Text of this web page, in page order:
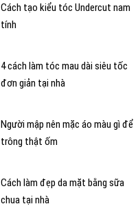
Cách tạo kiểu tóc Undercut nam
tính
4 cách làm tóc mau dài siêu tốc
đơn giản tại nhà
Người mập nên mặc áo màu gì để
trông thật ốm
Cách làm đẹp da mặt bằng sữa
chua tại nhà